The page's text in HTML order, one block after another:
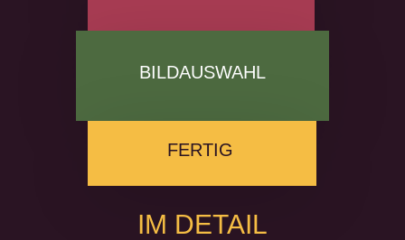
BILDAUSWAHL
FERTIG
IM DETAIL